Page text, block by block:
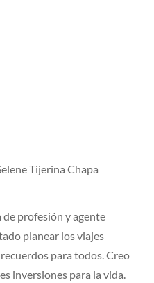
Tijerina Chapa
de profesión y agente
planear los viajes
para todos. Creo
inversiones para la vida.